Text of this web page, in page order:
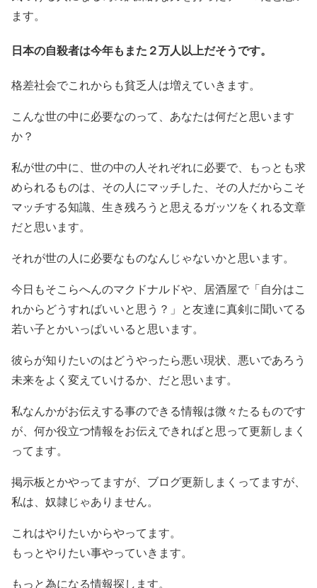
ます。
日本の自殺者は今年もまた２万人以上だそうです。
格差社会でこれからも貧乏人は増えていきます。
こんな世の中に必要なのって、あなたは何だと思います
か？
私が世の中に、世の中の人それぞれに必要で、もっとも求
められるものは、その人にマッチした、その人だからこそ
マッチする知識、生き残ろうと思えるガッツをくれる文章
だと思います。
それが世の人に必要なものなんじゃないかと思います。
今日もそこらへんのマクドナルドや、居酒屋で「自分はこ
れからどうすればいいと思う？」と友達に真剣に聞いてる
若い子とかいっぱいいると思います。
彼らが知りたいのはどうやったら悪い現状、悪いであろう
未来をよく変えていけるか、だと思います。
私なんかがお伝えする事のできる情報は微々たるものです
が、何か役立つ情報をお伝えできればと思って更新しまく
ってます。
掲示板とかやってますが、ブログ更新しまくってますが、
私は、奴隷じゃありません。
これはやりたいからやってます。
もっとやりたい事やっていきます。
もっと為になる情報探します。